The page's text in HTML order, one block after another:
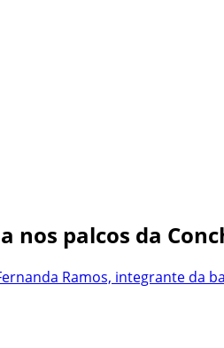
palcos da
Ramos, integrante da